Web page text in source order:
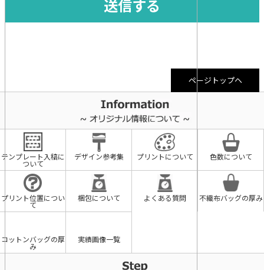
ページトップヘ
テンプレート入稿に
ついて
デザイン参考集 プリントについて 色数について
プリント位置につい
て
梱包について よくある質問 不織布バッグの厚み
コットンバッグの厚
み
実績画像一覧